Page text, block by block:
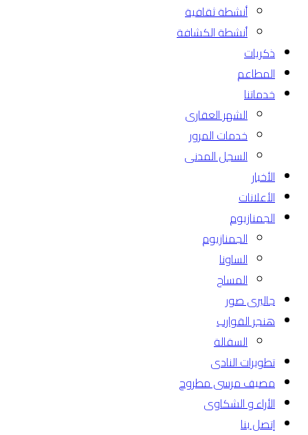
أنشطة ثقافية
أنشطة الكشافة
ذكريات
المطاعم
خدماتنا
الشهر العقارى
خدمات المرور
السجل المدنى
الأخبار
الأعلانات
الجمنازيوم
الجمنازيوم
الساونا
المساج
جاليرى صور
هنجر القوارب
السقالة
تطويرات النادى
مصيف مرسى مطروح
الأراء و الشكاوى
إتصل بنا